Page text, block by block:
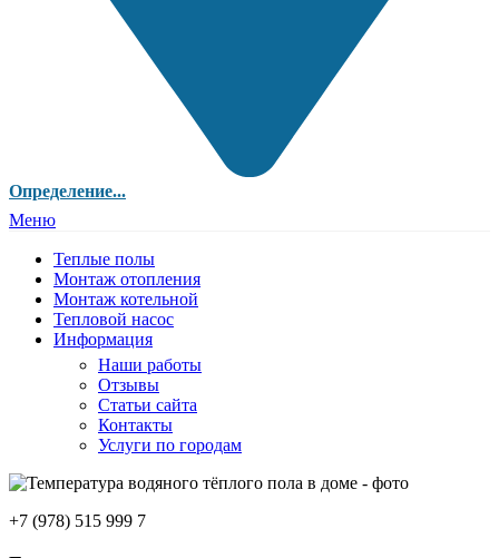
Определение...
Меню
Теплые полы
Монтаж отопления
Монтаж котельной
Тепловой насос
Информация
Наши работы
Отзывы
Статьи сайта
Контакты
Услуги по городам
+7 (978) 515 999 7